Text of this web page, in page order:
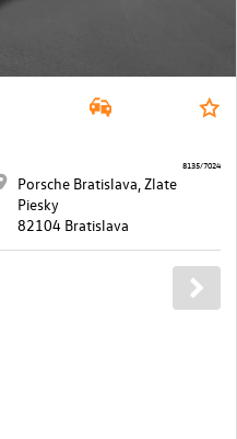
Porsche Bratislava, Zlate
Piesky
82104 Bratislava
8135/7024